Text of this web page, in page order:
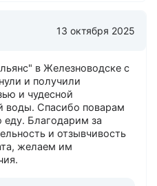
13 октября 2025
в Железноводске с
и получили
и чудесной
воды. Спасибо поварам
еду. Благодарим за
и отзывчивость
желаем им